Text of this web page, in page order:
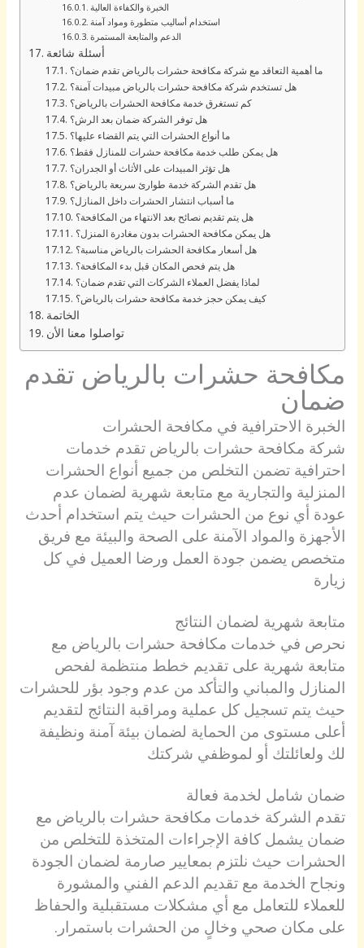
الخبرة والكفاءة العالية
استخدام أساليب متطورة ومواد آمنة
الدعم والمتابعة المستمرة
أسئلة شائعة
ما أهمية التعاقد مع شركة مكافحة حشرات بالرياض تقدم ضمان؟
هل تستخدم شركة مكافحة حشرات بالرياض مبيدات آمنة؟
كم تستغرق خدمة مكافحة الحشرات بالرياض؟
هل توفر الشركة ضمان بعد الرش؟
ما أنواع الحشرات التي يتم القضاء عليها؟
هل يمكن طلب خدمة مكافحة حشرات للمنازل فقط؟
هل تؤثر المبيدات على الأثاث أو الجدران؟
هل تقدم الشركة خدمة طوارئ سريعة بالرياض؟
ما أسباب انتشار الحشرات داخل المنازل؟
هل يتم تقديم نصائح بعد الانتهاء من المكافحة؟
هل يمكن مكافحة الحشرات بدون مغادرة المنزل؟
هل أسعار مكافحة الحشرات بالرياض مناسبة؟
هل يتم فحص المكان قبل بدء المكافحة؟
لماذا يفضل العملاء الشركات التي تقدم ضمان؟
كيف يمكن حجز خدمة مكافحة حشرات بالرياض؟
الخاتمة
تواصلوا معنا الأن
مكافحة حشرات بالرياض تقدم
ضمان
الخبرة الاحترافية في مكافحة الحشرات
شركة مكافحة حشرات بالرياض تقدم خدمات
احترافية تضمن التخلص من جميع أنواع الحشرات
المنزلية والتجارية مع متابعة شهرية لضمان عدم
عودة أي نوع من الحشرات حيث يتم استخدام أحدث
الأجهزة والمواد الآمنة على الصحة والبيئة مع فريق
متخصص يضمن جودة العمل ورضا العميل في كل
زيارة
متابعة شهرية لضمان النتائج
نحرص في خدمات مكافحة حشرات بالرياض مع
متابعة شهرية على تقديم خطط منتظمة لفحص
المنازل والمباني والتأكد من عدم وجود بؤر للحشرات
حيث يتم تسجيل كل عملية ومراقبة النتائج لتقديم
أعلى مستوى من الحماية لضمان بيئة آمنة ونظيفة
لك ولعائلتك أو لموظفي شركتك
ضمان شامل لخدمة فعالة
تقدم الشركة خدمات مكافحة حشرات بالرياض مع
ضمان يشمل كافة الإجراءات المتخذة للتخلص من
الحشرات حيث نلتزم بمعايير صارمة لضمان الجودة
ونجاح الخدمة مع تقديم الدعم الفني والمشورة
للعملاء للتعامل مع أي مشكلات مستقبلية والحفاظ
على مكان صحي وخالٍ من الحشرات باستمرار.